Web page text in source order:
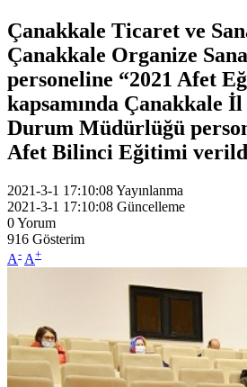
Çanakkale Ticaret ve
Çanakkale Organize
personeline “2021 Afet
kapsamında Çanakkale
Durum Müdürlüğü
Afet Bilinci Eğitimi
2021-3-1 17:10:08Yayınlanma
2021-3-1 17:10:08 Güncelleme
0Yorum
916 Gösterim
A- A+